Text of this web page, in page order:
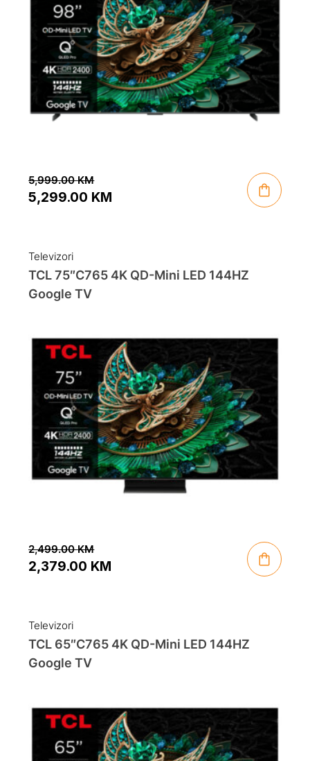
5,999.00KM
was:
5,999.00 KM.
5,299.00 KM
is:
5,299.00 KM.
Televizori
TCL 75″C765 4K QD-Mini LED 144HZ
Google TV
2,499.00KM
was:
2,499.00 KM.
2,379.00 KM
is:
2,379.00 KM.
Televizori
TCL 65″C765 4K QD-Mini LED 144HZ
Google TV